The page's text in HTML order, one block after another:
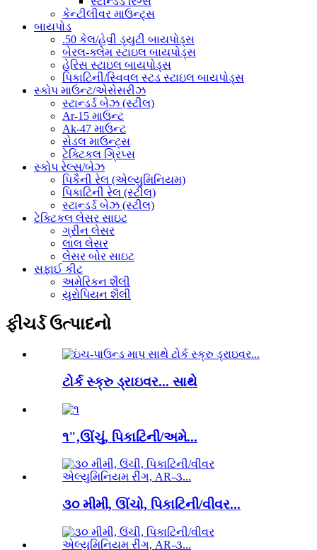
કેન્ટીલીવર માઉન્ટ્સ
બાયપોડ
.50 કેલ/હેવી ડ્યુટી બાયપોડ્સ
બેરલ-ક્લેમ સ્ટાઇલ બાયપોડ્સ
હેરિસ સ્ટાઇલ બાયપોડ્સ
પિકાટિની/સ્વિવલ સ્ટડ સ્ટાઇલ બાયપોડ્સ
સ્કોપ માઉન્ટ/એસેસરીઝ
સ્ટાન્ડર્ડ બેઝ (સ્ટીલ)
Ar-15 માઉન્ટ
Ak-47 માઉન્ટ
સેડલ માઉન્ટ્સ
ટેક્ટિકલ ગ્રિપ્સ
સ્કોપ રેલ્સ/બેઝ
પિકૈની રેલ (એલ્યુમિનિયમ)
પિકાટિની રેલ (સ્ટીલ)
સ્ટાન્ડર્ડ બેઝ (સ્ટીલ)
ટેક્ટિકલ લેસર સાઇટ
ગ્રીન લેસર
લાલ લેસર
લેસર બોર સાઇટ
સફાઈ કીટ
અમેરિકન શૈલી
યુરોપિયન શૈલી
ફીચર્ડ ઉત્પાદનો
ટોર્ક સ્ક્રુ ડ્રાઇવર... સાથે
૧",ઊંચું, પિકાટિની/અમે...
૩૦ મીમી, ઊંચો, પિકાટિની/વીવર...